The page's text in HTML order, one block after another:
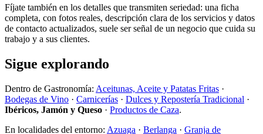
Fíjate también en los detalles que transmiten seriedad: una ficha
completa, con fotos reales, descripción clara de los servicios y datos
de contacto actualizados, suele ser señal de un negocio que cuida su
trabajo y a sus clientes.
Sigue explorando
Dentro de Gastronomía: Aceitunas, Aceite y Patatas Fritas ·
Bodegas de Vino · Carnicerías · Dulces y Repostería Tradicional ·
Ibéricos, Jamón y Queso · Productos de Caza.
En localidades del entorno: Azuaga · Berlanga · Granja de